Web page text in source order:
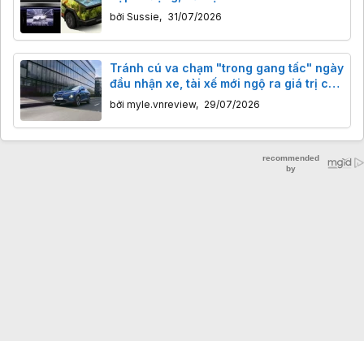
bởi Sussie, 31/07/2026
Tránh cú va chạm "trong gang tấc" ngày
đầu nhận xe, tài xế mới ngộ ra giá trị của
công nghệ
bởi myle.vnreview, 29/07/2026